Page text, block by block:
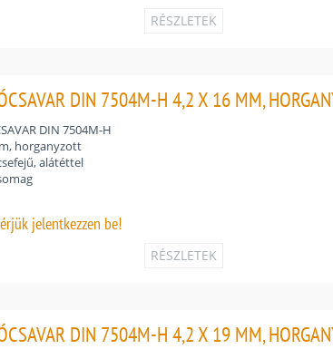
RÉSZLETEK
DIN 7504M-H 4,2 X 16 MM,
DIN 7504M-H
horganyzott
alátéttel
jelentkezzen be!
RÉSZLETEK
DIN 7504M-H 4,2 X 19 MM,